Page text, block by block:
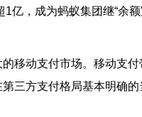
亿，成为蚂蚁集团继“余
移动支付市场。移动支
三方支付格局基本明确